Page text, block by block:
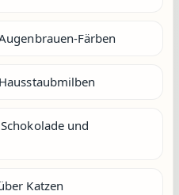
Färben
und
Katzen